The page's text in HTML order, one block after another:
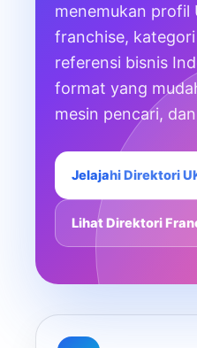
menemukan profil
franchise,
referensi bisnis
format yang
mesin pencari,
Jelajahi Direktori
Lihat Direktori